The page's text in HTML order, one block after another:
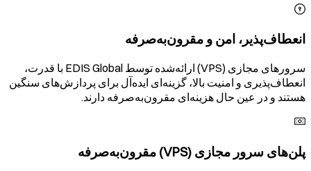
انعطاف‌پذیر، امن و مقرون‌به‌صرفه
سرورهای مجازی (VPS) ارائه‌شده توسط EDIS Global با قدرت،
انعطاف‌پذیری و امنیت بالا، گزینه‌ای ایده‌آل برای پردازش‌های سنگین
هستند و در عین حال هزینه‌ای مقرون‌به‌صرفه دارند.
پلن‌های سرور مجازی (VPS) مقرون‌به‌صرفه